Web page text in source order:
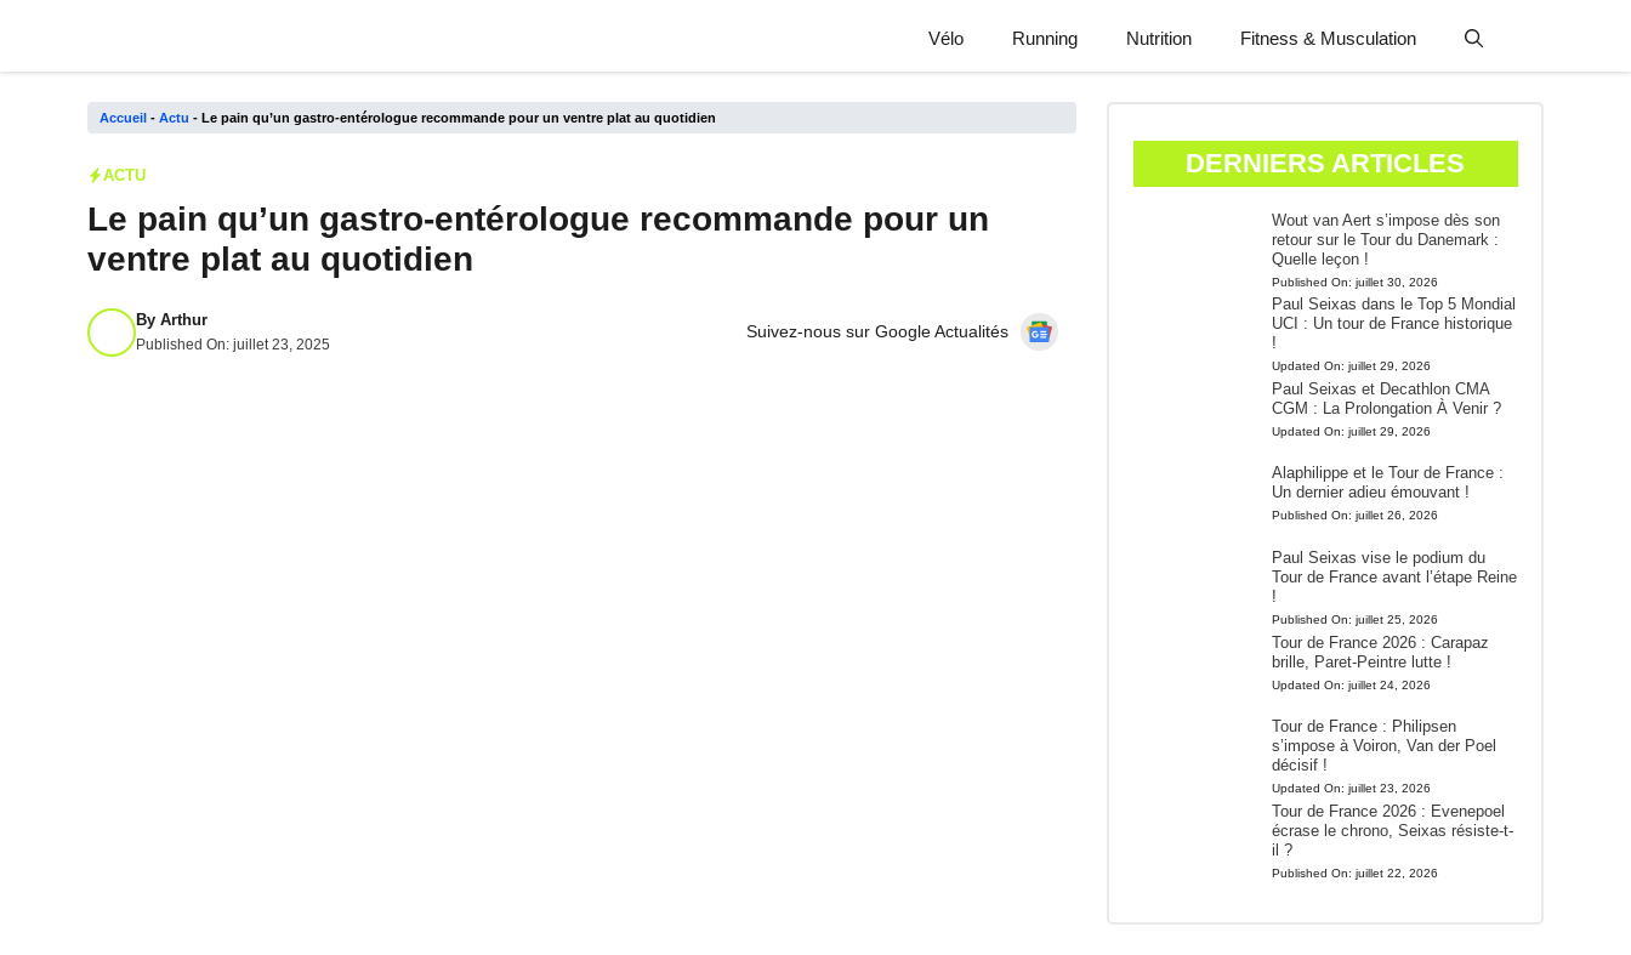
Vélo Running Nutrition Fitness & Musculation
Accueil - Actu - Le pain qu’un gastro-entérologue recommande pour un ventre plat au quotidien
ACTU
Le pain qu’un gastro-entérologue recommande pour un
ventre plat au quotidien
By Arthur
Published On: juillet 23, 2025
Suivez-nous sur Google Actualités
DERNIERS ARTICLES
Wout van Aert s’impose dès son
retour sur le Tour du Danemark :
Quelle leçon !
Published On: juillet 30, 2026
Paul Seixas dans le Top 5 Mondial
UCI : Un tour de France historique
!
Updated On: juillet 29, 2026
Paul Seixas et Decathlon CMA
CGM : La Prolongation À Venir ?
Updated On: juillet 29, 2026
Alaphilippe et le Tour de France :
Un dernier adieu émouvant !
Published On: juillet 26, 2026
Paul Seixas vise le podium du
Tour de France avant l’étape Reine
!
Published On: juillet 25, 2026
Tour de France 2026 : Carapaz
brille, Paret-Peintre lutte !
Updated On: juillet 24, 2026
Tour de France : Philipsen
s’impose à Voiron, Van der Poel
décisif !
Updated On: juillet 23, 2026
Tour de France 2026 : Evenepoel
écrase le chrono, Seixas résiste-t-
il ?
Published On: juillet 22, 2026